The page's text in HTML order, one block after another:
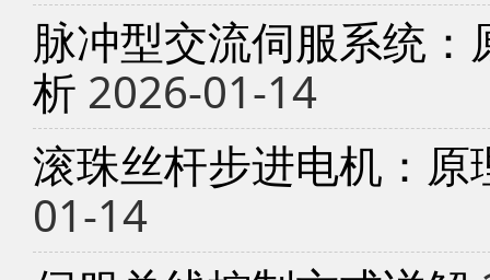
脉冲型交流伺服系统
析 2026-01-14
滚珠丝杆步进电机：
01-14